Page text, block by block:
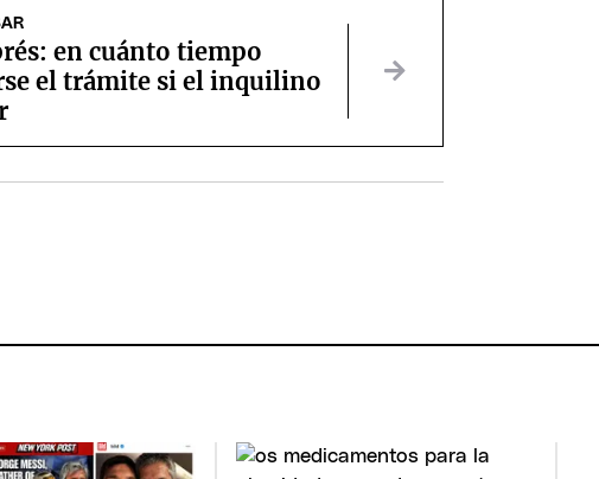
en cuánto tiempo
el trámite si el inquilino